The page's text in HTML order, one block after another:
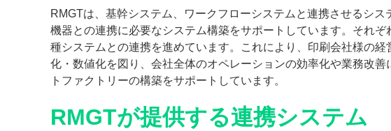
RMGTは、基幹システム、ワークフローシステムと連携させるシ
機器との連携に必要なシステム構築をサポートしています。それ
種システムとの連携を進めています。これにより、印刷会社様の
化・数値化を図り、会社全体のオペレーションの効率化や業務改
トファクトリーの構築をサポートしています。
RMGTが提供する連携システム